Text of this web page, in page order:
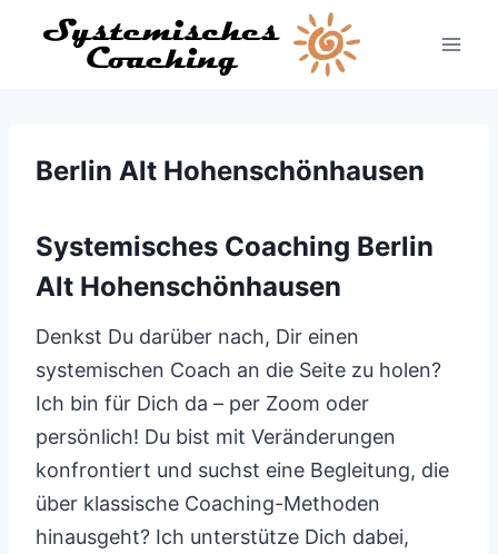
Inhalt
Berlin Alt Hohenschönhausen
Systemisches Coaching Berlin
Alt Hohenschönhausen
Denkst Du darüber nach, Dir einen
systemischen Coach an die Seite zu holen?
Ich bin für Dich da – per Zoom oder
persönlich! Du bist mit Veränderungen
konfrontiert und suchst eine Begleitung, die
über klassische Coaching-Methoden
hinausgeht? Ich unterstütze Dich dabei,